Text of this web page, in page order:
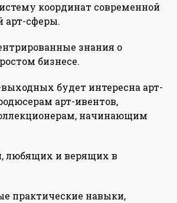
координат современной
арт-сферы.
знания о
бизнесе.
будет интересна арт-
арт-ивентов,
начинающим
любящих и верящих в
практические навыки,